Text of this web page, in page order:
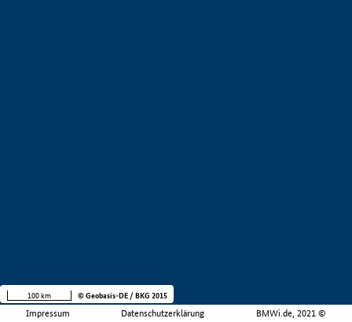
Impressum Datenschutzerklärung BMWi.de, 2021 ©
100 km © Geobasis-DE / BKG 2015